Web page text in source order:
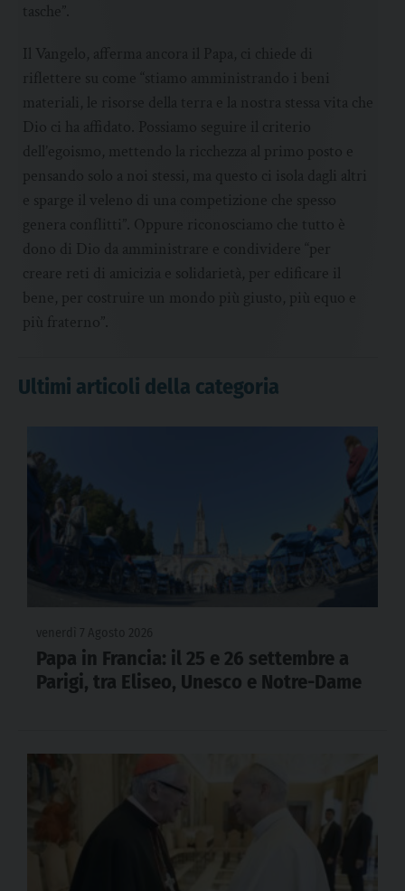
tasche”.
Il Vangelo, afferma ancora il Papa, ci chiede di
riflettere su come “stiamo amministrando i beni
materiali, le risorse della terra e la nostra stessa vita che
Dio ci ha affidato. Possiamo seguire il criterio
dell’egoismo, mettendo la ricchezza al primo posto e
pensando solo a noi stessi, ma questo ci isola dagli altri
e sparge il veleno di una competizione che spesso
genera conflitti”. Oppure riconosciamo che tutto è
dono di Dio da amministrare e condividere “per
creare reti di amicizia e solidarietà, per edificare il
bene, per costruire un mondo più giusto, più equo e
più fraterno”.
Ultimi articoli della categoria
Papa in Francia: il 25 e 26 settembre a
Parigi, tra Eliseo, Unesco e Notre-Dame